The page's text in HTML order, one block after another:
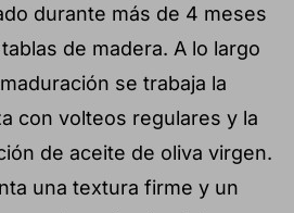
durante más de 4 meses
de madera. A lo largo
se trabaja la
con volteos regulares y la
de aceite de oliva virgen.
una textura firme y un